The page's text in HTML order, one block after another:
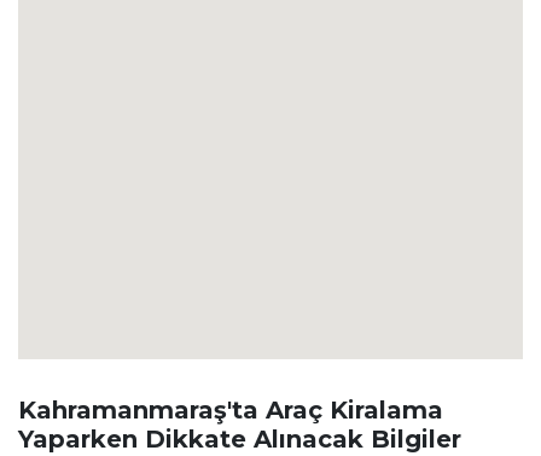
Kahramanmaraş'ta Araç Kiralama
Yaparken Dikkate Alınacak Bilgiler